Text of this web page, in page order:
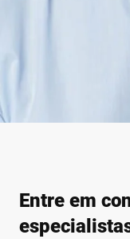
Entre em